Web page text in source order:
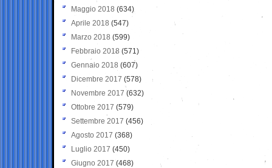
Maggio 2018 (634)
Aprile 2018 (547)
Marzo 2018 (599)
Febbraio 2018 (571)
Gennaio 2018 (607)
Dicembre 2017 (578)
Novembre 2017 (632)
Ottobre 2017 (579)
Settembre 2017 (456)
Agosto 2017 (368)
Luglio 2017 (450)
Giugno 2017 (468)